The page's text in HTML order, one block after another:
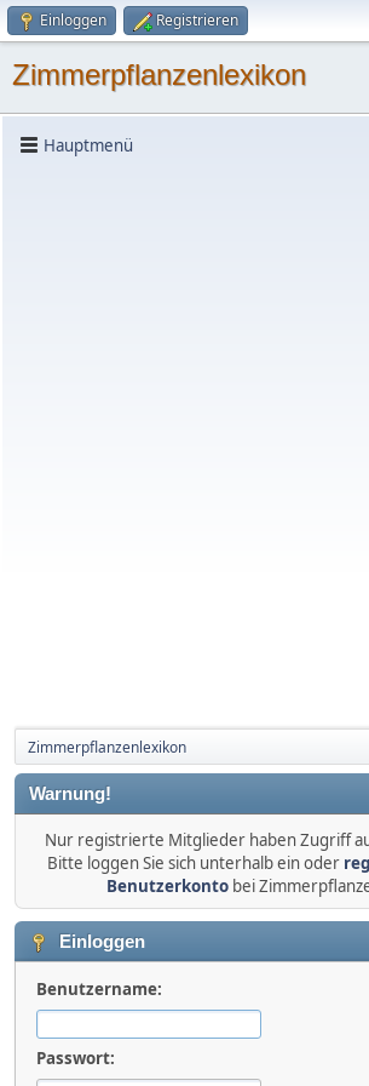
Einloggen Registrieren
Zimmerpflanzenlexikon
Hauptmenü
Zimmerpflanzenlexikon
Warnung!
Nur registrierte Mitglieder haben Zugriff
Bitte loggen Sie sich unterhalb ein oder
Benutzerkonto bei
Einloggen
Benutzername:
Passwort: